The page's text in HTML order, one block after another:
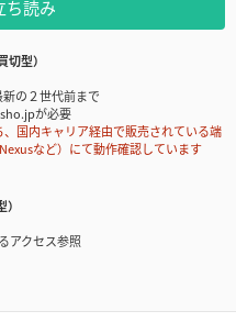
ち読み
型）
の２世代前まで
が必要
国内キャリア経由で販売されている端
など）にて動作確認しています
アクセス参照